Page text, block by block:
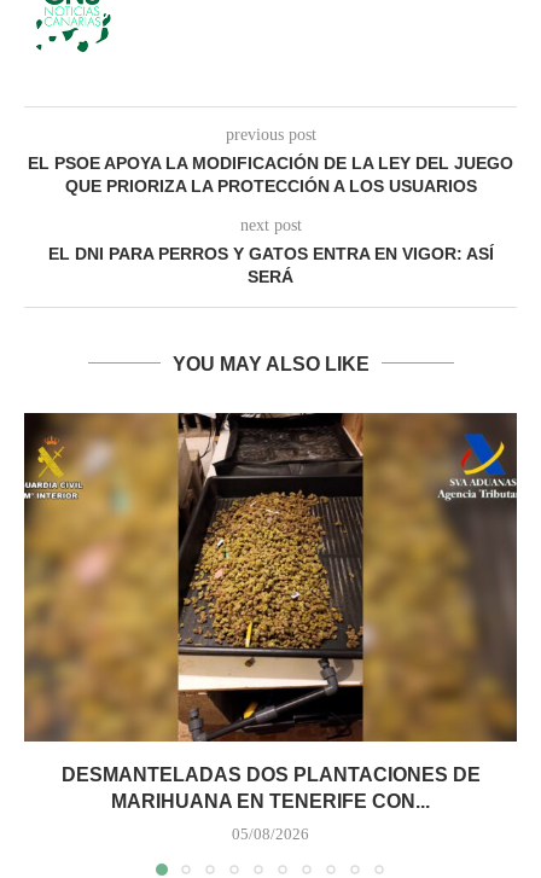
previous post
EL PSOE APOYA LA MODIFICACIÓN DE LA LEY DEL JUEGO
QUE PRIORIZA LA PROTECCIÓN A LOS USUARIOS
next post
EL DNI PARA PERROS Y GATOS ENTRA EN VIGOR: ASÍ
SERÁ
YOU MAY ALSO LIKE
DESMANTELADAS DOS PLANTACIONES DE
MARIHUANA EN TENERIFE CON...
05/08/2026